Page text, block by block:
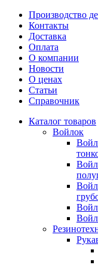
Производство
Контакты
Доставка
Оплата
О компании
Новости
О ценах
Статьи
Справочник
Каталог товаров
Войлок